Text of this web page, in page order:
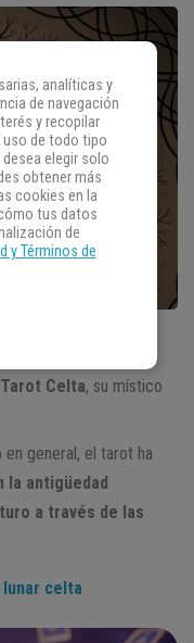
orígenes. En este
Tarot Celta, su místico
general, el tarot ha
la antigüedad
a través de las
celta
analíticas y
de navegación
y recopilar
de todo tipo
desea elegir solo
obtener más
cookies en la
tus datos
de
y Términos de